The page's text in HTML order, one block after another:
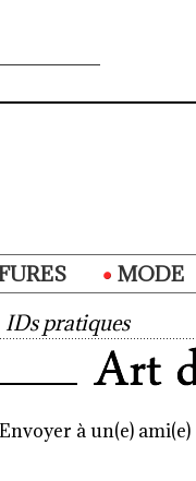
MODE
IDs pratiques
Envoyer à un(e) ami(e)